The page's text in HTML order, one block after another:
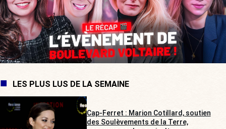
LES PLUS LUS DE LA SEMAINE
Cap-Ferret : Marion Cotillard, soutien
des Soulèvements de la Terre,